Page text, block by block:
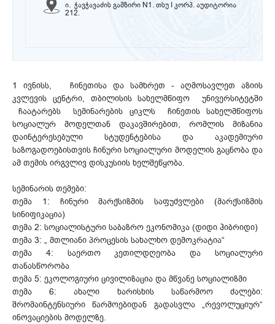
ი. ჭავჭავაძის გამზირი N1. თსუ I კორპ. აუდიტორია
212.
1 ივნისს, ჩინეთისა და სამხრეთ - აღმოსავლეთ აზიის
კვლევის ცენტრი, თბილისის სახელმწიფო უნივერსიტეტში
ჩაატარებს სემინარების ციკლს ჩინეთის სახელმწიფოს
სოციალურ მოდელთან დაკავშირებით, რომლის მიზანია
დაინტერესებული სტუდენტებისა და აკადემიური
საზოგადოებისთვის ჩინური სოციალური მოდელის გაცნობა და
ამ თემის ირგვლივ დისკუსიის ხელშეწყობა.
სემინარის თემები:
თემა 1: ჩინური მარქსიზმის საფუძვლები (მარქსიზმის
სინიფიკაცია)
თემა 2: სოციალისტური საბაზრო ეკონომიკა (დიდი ჰიბრიდი)
თემა 3: „ მთლიანი პროცესის სახალხო დემოკრატია“
თემა 4: საერთო კეთილდღეობა და სოციალური
თანასწორობა
თემა 5: ეკოლოგიური ცივილიზაცია და მწვანე სოციალიზმი
თემა 6: ახალი ხარისხის საწარმოო ძალები:
შრომაინტენსიური წარმოებიდან გადასვლა „რევოლუციურ“
ინოვაციების მოდელზე.